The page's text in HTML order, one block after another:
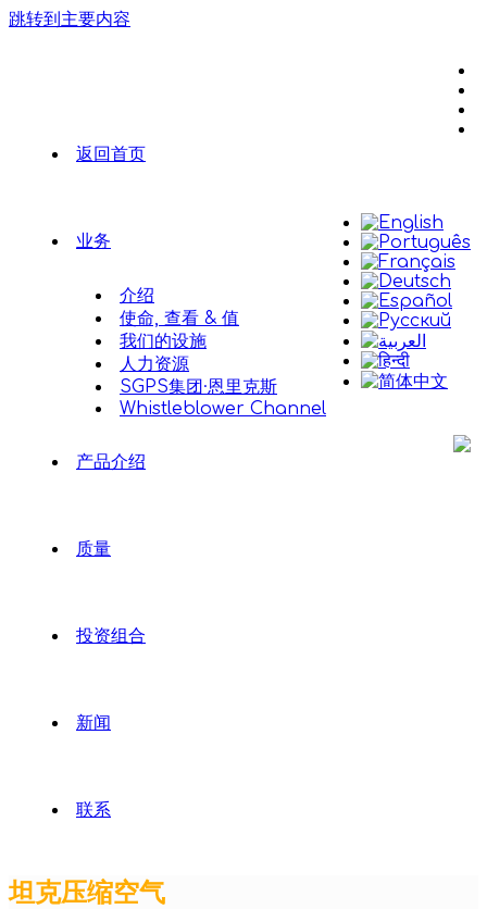
跳转到主要内容
返回首页
业务
介绍
使命, 查看 & 值
我们的设施
人力资源
SGPS集团·恩里克斯
Whistleblower Channel
产品介绍
质量
投资组合
新闻
联系
坦克压缩空气